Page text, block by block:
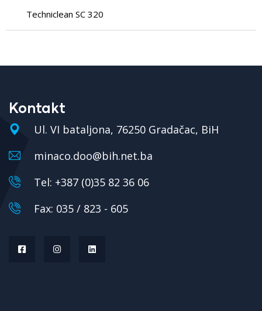
Techniclean SC 320
Kontakt
Ul. VI bataljona, 76250 Gradačac, BiH
minaco.doo@bih.net.ba
Tel: +387 (0)35 82 36 06
Fax: 035 / 823 - 605